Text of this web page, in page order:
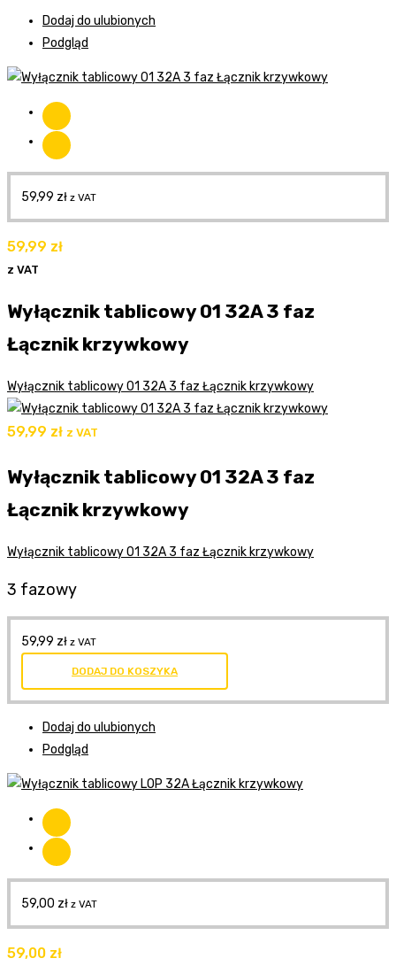
Dodaj do ulubionych
Podgląd
59,99 zł z VAT
59,99 zł
z VAT
Wyłącznik tablicowy 01 32A 3 faz
Łącznik krzywkowy
Wyłącznik tablicowy 01 32A 3 faz Łącznik krzywkowy
59,99 zł z VAT
Wyłącznik tablicowy 01 32A 3 faz
Łącznik krzywkowy
Wyłącznik tablicowy 01 32A 3 faz Łącznik krzywkowy
3 fazowy
59,99 zł z VAT
DODAJ DO KOSZYKA
Dodaj do ulubionych
Podgląd
59,00 zł z VAT
59,00 zł